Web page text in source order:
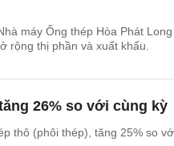
máy Ống thép Hòa Phát Long
rộng thị phần và xuất khẩu.
26% so với cùng kỳ
thô (phôi thép), tăng 25% so